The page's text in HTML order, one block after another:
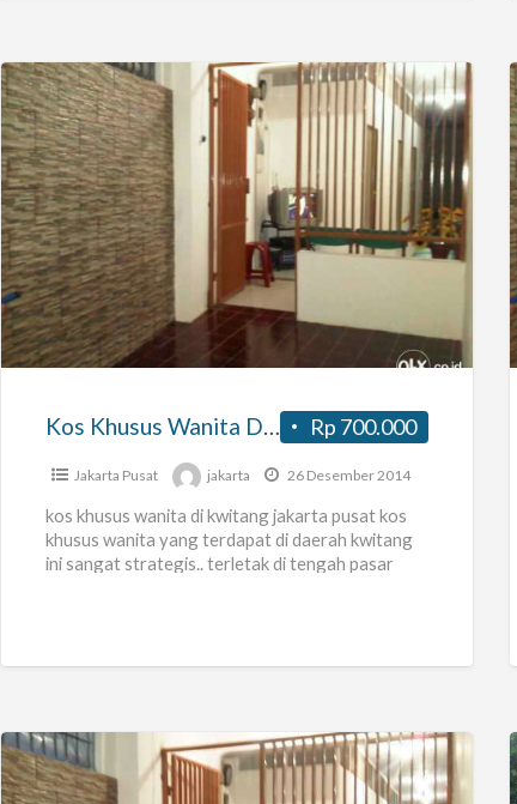
Kos
Khusus
Wanita
Di
Rp 700.000
Kos Khusus Wanita Di Kwitang
Jakarta Pusat jakarta 26 Desember 2014
kos khusus wanita di kwitang jakarta pusat kos
khusus wanita yang terdapat di daerah kwitang
ini sangat strategis.. terletak di tengah pasar